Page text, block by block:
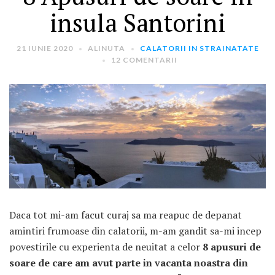
insula Santorini
21 IUNIE 2020 ALINUTA
CALATORII IN STRAINATATE
12 COMENTARII
Daca tot mi-am facut curaj sa ma reapuc de depanat
amintiri frumoase din calatorii, m-am gandit sa-mi incep
povestirile cu experienta de neuitat a celor 8 apusuri de
soare de care am avut parte in vacanta noastra din
ARTICOLE RECENTE
„Jurnalul Alinutei”
implineste azi 10 ani!
25 NOIEMBRIE 2024
„Let’s Talk About
fi un subiect tabu
2 APRILIE 2024
Un weekend in La Spezia si
Cinque Terre